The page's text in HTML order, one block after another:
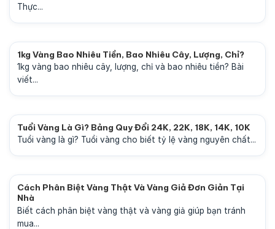
Thực...
1kg Vàng Bao Nhiêu Tiền, Bao Nhiêu Cây, Lượng, Chỉ?
1kg vàng bao nhiêu cây, lượng, chỉ và bao nhiêu tiền? Bài
viết...
Tuổi Vàng Là Gì? Bảng Quy Đổi 24K, 22K, 18K, 14K, 10K
Tuổi vàng là gì? Tuổi vàng cho biết tỷ lệ vàng nguyên chất...
Cách Phân Biệt Vàng Thật Và Vàng Giả Đơn Giản Tại
Nhà
Biết cách phân biệt vàng thật và vàng giả giúp bạn tránh
mua...